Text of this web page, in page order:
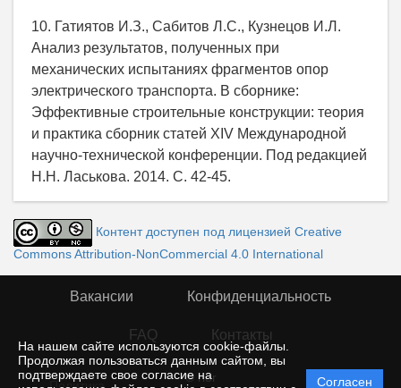
На нашем сайте используются cookie-файлы.
Продолжая пользоваться данным сайтом, вы
подтверждаете свое согласие на
Согласен
10. Гатиятов И.З., Сабитов Л.С., Кузнецов И.Л.
Анализ результатов, полученных при
механических испытаниях фрагментов опор
электрического транспорта. В сборнике:
Эффективные строительные конструкции: теория
и практика сборник статей XIV Международной
научно-технической конференции. Под редакцией
Н.Н. Ласькова. 2014. С. 42-45.
Контент доступен под лицензией Creative
Commons Attribution-NonCommercial 4.0 International
Вакансии Конфиденциальность
FAQ Контакты
© rior